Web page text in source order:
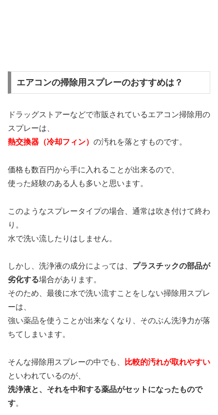
エアコンの掃除用スプレーのおすすめは？
ドラッグストアーなどで市販されているエアコン掃除用の
スプレーは、
熱交換器（冷却フィン） の汚れを落とすものです。
価格も数百円から手に入れることが出来るので、
使った経験のある人も多いと思います。
このようなスプレータイプの場合、通常は吹き付けて終わ
り。
水で洗い流したりはしません。
しかし、洗浄液の成分によっては、 プラスチックの部品が
劣化する場合があります。
そのため、最後に水で洗い流すことをしない掃除用スプレ
ーは、
強い薬品を使うことが出来なくなり、そのぶん洗浄力が落
ちてしまいます。
そんな掃除用スプレーの中でも、
比較的汚れが取れやすい
といわれているのが、
洗浄液と、それを中和する薬品がセットになったもので
す。